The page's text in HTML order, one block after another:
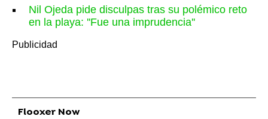
Nil Ojeda pide disculpas tras su polémico reto
en la playa: ''Fue una imprudencia''
Flooxer Now